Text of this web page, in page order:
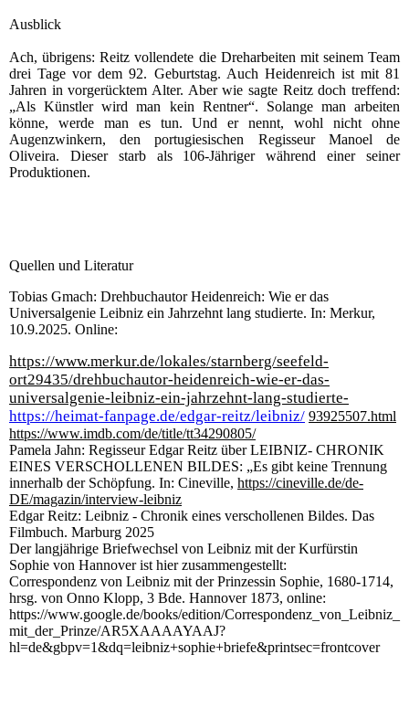
Ausblick
Ach, übrigens: Reitz vollendete die Dreharbeiten mit seinem Team
drei Tage vor dem 92. Geburtstag. Auch Heidenreich ist mit 81
Jahren in vorgerücktem Alter. Aber wie sagte Reitz doch treffend:
„Als Künstler wird man kein Rentner“. Solange man arbeiten
könne, werde man es tun. Und er nennt, wohl nicht ohne
Augenzwinkern, den portugiesischen Regisseur Manoel de
Oliveira. Dieser starb als 106-Jähriger während einer seiner
Produktionen.
Quellen und Literatur
Tobias Gmach: Drehbuchautor Heidenreich: Wie er das
Universalgenie Leibniz ein Jahrzehnt lang studierte. In: Merkur,
10.9.2025. Online:
https://www.merkur.de/lokales/starnberg/seefeld-
ort29435/drehbuchautor-heidenreich-wie-er-das-
universalgenie-leibniz-ein-jahrzehnt-lang-studierte-
https://heimat-fanpage.de/edgar-reitz/leibniz/ 93925507.html
https://www.imdb.com/de/title/tt34290805/
Pamela Jahn: Regisseur Edgar Reitz über LEIBNIZ- CHRONIK
EINES VERSCHOLLENEN BILDES: „Es gibt keine Trennung
innerhalb der Schöpfung. In: Cineville, https://cineville.de/de-
DE/magazin/interview-leibniz
Edgar Reitz: Leibniz - Chronik eines verschollenen Bildes. Das
Filmbuch. Marburg 2025
Der langjährige Briefwechsel von Leibniz mit der Kurfürstin
Sophie von Hannover ist hier zusammengestellt:
Correspondenz von Leibniz mit der Prinzessin Sophie, 1680-1714,
hrsg. von Onno Klopp, 3 Bde. Hannover 1873, online:
https://www.google.de/books/edition/Correspondenz_von_Leibniz_
mit_der_Prinze/AR5XAAAAYAAJ?
hl=de&gbpv=1&dq=leibniz+sophie+briefe&printsec=frontcover